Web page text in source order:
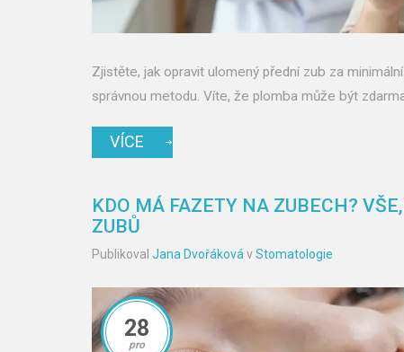
Zjistěte, jak opravit ulomený přední zub za
správnou metodu. Víte, že plomba může být
VÍCE
KDO MÁ FAZETY NA ZUBECH?
ZUBŮ
Publikoval Jana Dvořáková vStomatologie
28
pro